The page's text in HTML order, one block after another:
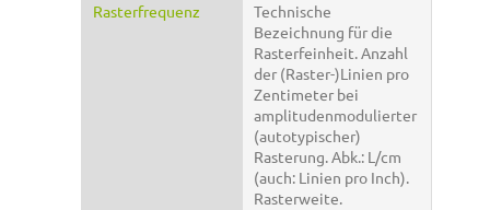
Rasterfrequenz
Technische
Bezeichnung für die
Rasterfeinheit. Anzahl
der (Raster-)Linien pro
Zentimeter bei
amplitudenmodulierter
(autotypischer)
Rasterung. Abk.: L/cm
(auch: Linien pro Inch).
Rasterweite.